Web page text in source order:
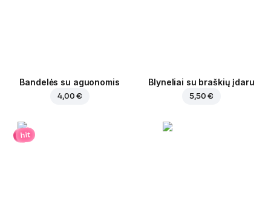
Bandelės su aguonomis
4,00 €
Blyneliai su braškių įdaru
5,50 €
hit